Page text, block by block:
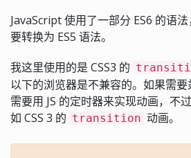
JavaScript 使用了一部分 ES6 的语
要转换为 ES5 语法。
我这里使用的是 CSS3 的
以下的浏览器是不兼容的。如果需
需要用 JS 的定时器来实现动画，不
如 CSS 3 的 transition 动画。